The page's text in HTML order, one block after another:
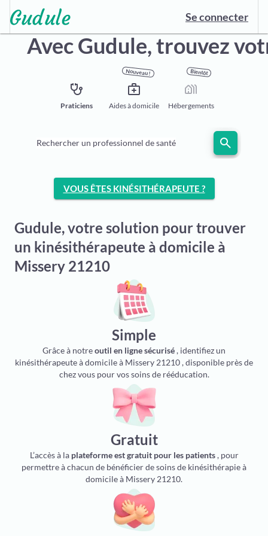
Se connecter
Avec Gudule,trouvez
stethoscope
Praticiens
Nouveau !
medical_services
Aides à domicile
Bientôt
holiday_village
Hébergements
Rechercher un professionnel de santé search
VOUS ÊTES KINÉSITHÉRAPEUTE ?
Gudule, votre solution pour trouver
un kinésithérapeute à domicile à
Missery 21210
Simple
Grâce à notreoutil en ligne sécurisé, identifiez un
kinésithérapeute à domicile à Missery 21210 , disponible près de
chez vous pour vos soins de rééducation.
Gratuit
L’accès à la plateforme est gratuit pour les patients, pour
permettre à chacun de bénéficier de soins de kinésithérapie à
domicile à Missery 21210.